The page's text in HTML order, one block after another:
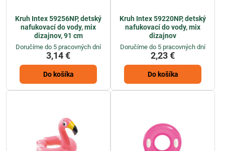
Kruh Intex 59256NP, detský
nafukovací do vody, mix
dizajnov, 91 cm
Doručíme do 5 pracovných dní
3,14 €
Do košíka
Kruh Intex 59220NP, detský
nafukovací do vody, mix
dizajnov
Doručíme do 5 pracovných dní
2,23 €
Do košíka